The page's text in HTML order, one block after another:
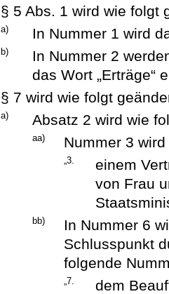
§ 5 Abs. 1 wird wie folgt
a) In Nummer 1 wird
b)
In Nummer 2
das Wort „Erträge“
§ 7 wird wie folgt
a) Absatz 2 wird wie
aa) Nummer 3
„3.
einem
von Frau
bb)
In Nummer 6
Schlusspunkt
folgende
„7.
dem